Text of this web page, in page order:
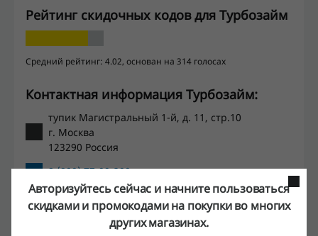
Рейтинг скидочных кодов для Турбозайм
Средний рейтинг: 4.02, основан на 314 голосах
Контактная информация Турбозайм:
тупик Магистральный 1-й, д. 11, стр.10
г. Москва
123290 Россия
8 (800) 77-00-200
Показать e-mail
Авторизуйтесь сейчас и начните пользоваться
скидками и промокодами на покупки во многих
других магазинах.